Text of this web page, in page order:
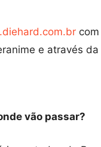
e através da
vão passar?